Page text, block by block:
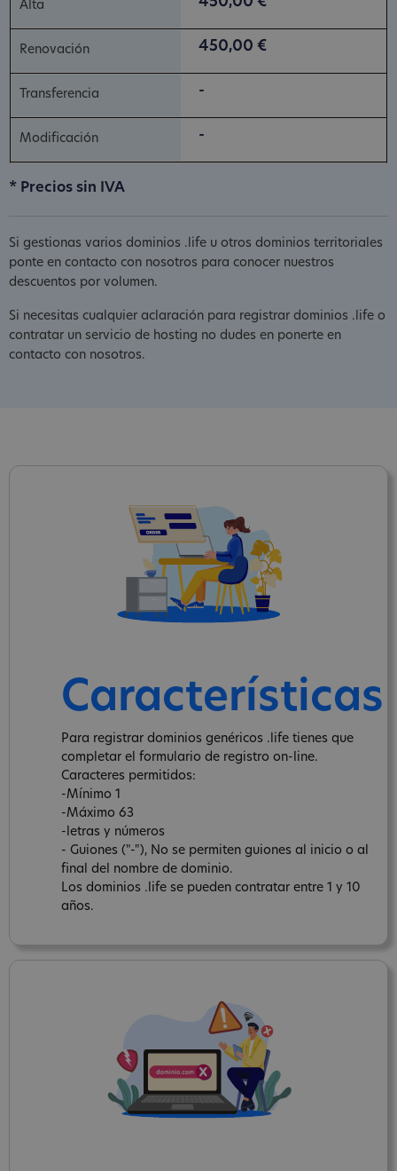
450,00 €
-
-
* Precios sin IVA
Si gestionas varios dominios .life u otros dominios territoriales
ponte en contacto con nosotros para conocer nuestros
descuentos por volumen.
Si necesitas cualquier aclaración para registrar dominios .life o
contratar un servicio de hosting no dudes en ponerte en
contacto con nosotros.
Características
Para registrar dominios genéricos .life tienes que
completar el formulario de registro on-line.
Caracteres permitidos:
-Mínimo 1
-Máximo 63
-letras y números
- Guiones ("-"), No se permiten guiones al inicio o al
final del nombre de dominio.
Los dominios .life se pueden contratar entre 1 y 10
años.